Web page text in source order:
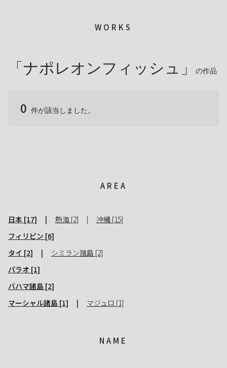
WORKS
「ナポレオンフィッシュ」 の作品
0 件が該当しました。
AREA
日本 [17] 熱海 [2]
沖縄 [15]
フィリピン [6]
タイ [2]
シミラン諸島 [2]
パラオ [1]
バハマ諸島 [2]
マーシャル諸島 [1]
マジュロ [1]
NAME